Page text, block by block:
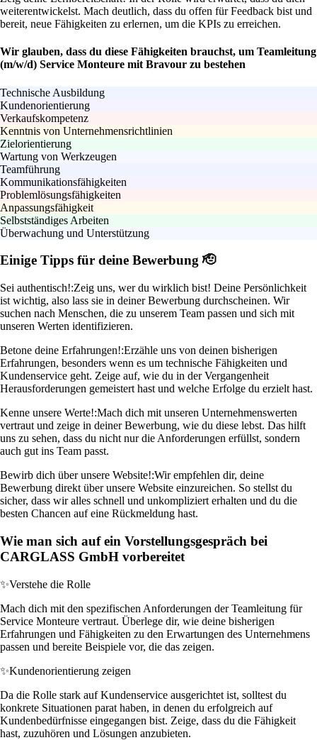
weiterentwickelst. Mach deutlich, dass du offen für Feedback bist und
bereit, neue Fähigkeiten zu erlernen, um die KPIs zu erreichen.
Wir glauben, dass du diese Fähigkeiten brauchst, um Teamleitung
(m/w/d) Service Monteure mit Bravour zu bestehen
Technische Ausbildung
Kundenorientierung
Verkaufskompetenz
Kenntnis von Unternehmensrichtlinien
Zielorientierung
Wartung von Werkzeugen
Teamführung
Kommunikationsfähigkeiten
Problemlösungsfähigkeiten
Anpassungsfähigkeit
Selbstständiges Arbeiten
Überwachung und Unterstützung
Einige Tipps für deine Bewerbung 🫡
Sei authentisch!:Zeig uns, wer du wirklich bist! Deine Persönlichkeit
ist wichtig, also lass sie in deiner Bewerbung durchscheinen. Wir
suchen nach Menschen, die zu unserem Team passen und sich mit
unseren Werten identifizieren.
Betone deine Erfahrungen!:Erzähle uns von deinen bisherigen
Erfahrungen, besonders wenn es um technische Fähigkeiten und
Kundenservice geht. Zeige auf, wie du in der Vergangenheit
Herausforderungen gemeistert hast und welche Erfolge du erzielt hast.
Kenne unsere Werte!:Mach dich mit unseren Unternehmenswerten
vertraut und zeige in deiner Bewerbung, wie du diese lebst. Das hilft
uns zu sehen, dass du nicht nur die Anforderungen erfüllst, sondern
auch gut ins Team passt.
Bewirb dich über unsere Website!:Wir empfehlen dir, deine
Bewerbung direkt über unsere Website einzureichen. So stellst du
sicher, dass wir alles schnell und unkompliziert erhalten und du die
besten Chancen auf eine Rückmeldung hast.
Wie man sich auf ein Vorstellungsgespräch bei
CARGLASS GmbH vorbereitet
✨Verstehe die Rolle
Mach dich mit den spezifischen Anforderungen der Teamleitung für
Service Monteure vertraut. Überlege dir, wie deine bisherigen
Erfahrungen und Fähigkeiten zu den Erwartungen des Unternehmens
passen und bereite Beispiele vor, die das zeigen.
✨Kundenorientierung zeigen
Da die Rolle stark auf Kundenservice ausgerichtet ist, solltest du
konkrete Situationen parat haben, in denen du erfolgreich auf
Kundenbedürfnisse eingegangen bist. Zeige, dass du die Fähigkeit
hast, zuzuhören und Lösungen anzubieten.